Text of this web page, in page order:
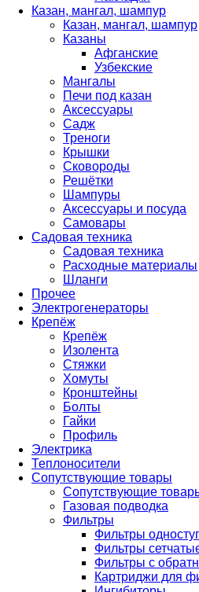
Казан, мангал, шампур
Казан, мангал, шампур
Казаны
Афганские
Узбекские
Мангалы
Печи под казан
Аксессуары
Садж
Треноги
Крышки
Сковороды
Решётки
Шампуры
Аксессуары и посуда
Самовары
Садовая техника
Садовая техника
Расходные материалы
Шланги
Прочее
Электрогенераторы
Крепёж
Крепёж
Изолента
Стяжки
Хомуты
Кронштейны
Болты
Гайки
Профиль
Электрика
Теплоносители
Сопутствующие товары
Сопутствующие
Газовая подводка
Фильтры
Фильтры
Фильтры
Фильтры с
Картриджи для